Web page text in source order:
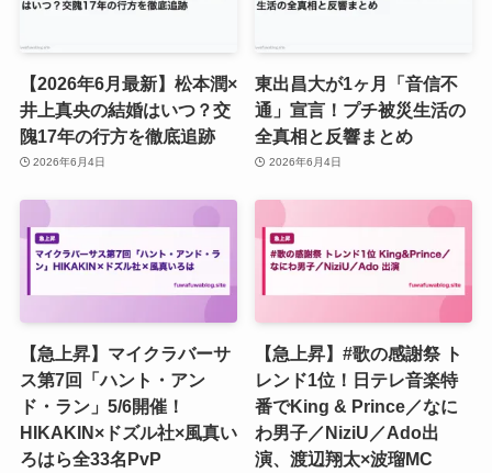
【2026年6月最新】松本潤×
井上真央の結婚はいつ？交
隗17年の行方を徹底追跡
2026年6月4日
東出昌大が1ヶ月「音信不
通」宣言！プチ被災生活の
全真相と反響まとめ
2026年6月4日
【急上昇】マイクラバーサ
ス第7回「ハント・アン
ド・ラン」5/6開催！
HIKAKIN×ドズル社×風真い
ろはら全33名PvP
【急上昇】#歌の感謝祭 ト
レンド1位！日テレ音楽特
番でKing & Prince／なに
わ男子／NiziU／Ado出
演、渡辺翔太×波瑠MC